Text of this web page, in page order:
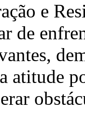
e
de
atitude